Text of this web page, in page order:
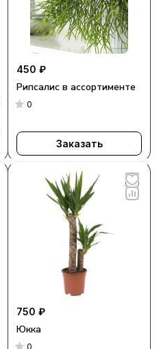
450 ₽
Рипсалис в ассортименте
0
Заказать
750 ₽
Юкка
0